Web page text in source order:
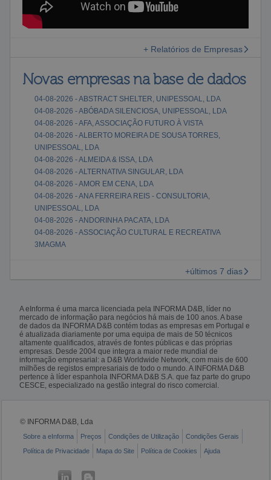
+ Relatórios de Empresas
Novas empresas na base de dados
04-08-2026 - ABSTRACT SHELTER, UNIPESSOAL, LDA
04-08-2026 - ABÓBADA SILENCIOSA, UNIPESSOAL, LDA
04-08-2026 - AFA, ASSOCIAÇÃO FUTURO À VISTA
04-08-2026 - ALBERTO MOREIRA DE SOUSA TORRES,
UNIPESSOAL, LDA
04-08-2026 - ALMEIDA & ISSA, LDA
04-08-2026 - ALTERNATIVA SINGULAR, LDA
04-08-2026 - AMOR EM CENA, LDA
04-08-2026 - ANA FERREIRA REIS - CONSULTORIA,
UNIPESSOAL, LDA
04-08-2026 - ANDORINHA PACATA, LDA
04-08-2026 - ASSOCIAÇÃO CULTURAL E RECREATIVA
3MAGMA
+últimos 7 dias
A eInforma é uma marca licenciada pela INFORMA D&B, líder no
mercado de informação para negócios há mais de 100 anos. A base
de dados da INFORMA D&B contém todas as empresas em Portugal e
é atualizada diariamente por uma equipa de mais de 50 técnicos
altamente qualificados, através de fontes públicas e das próprias
empresas. Desde 2004 que integra a maior rede mundial de
informação empresarial: a D&B Worldwide Network, com mais de 600
milhões de registos empresariais de todo o mundo. A INFORMA D&B
pertence à líder espanhola INFORMA D&B S.A. que faz parte do grupo
CESCE, especializado na gestão integral do risco comercial.
© INFORMA D&B, Lda
Sobre a eInforma Preços Condições de Utilização
Condições Gerais
Política de Privacidade
Mapa do Site Política de Cookies Ajuda